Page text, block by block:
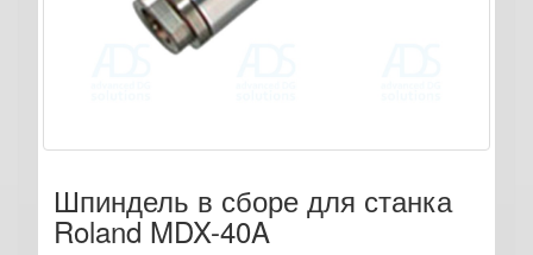
Шпиндель в сборе для станка
Roland MDX-40A